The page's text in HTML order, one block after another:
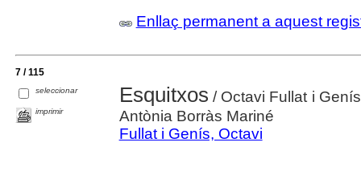
Enllaç permanent a aquest
7 / 115
seleccionar
imprimir
Esquitxos / Octavi Fullat i
Antònia Borràs Mariné
Fullat i Genís, Octavi